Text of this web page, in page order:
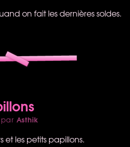
on fait les dernières soldes.
par Asthik
et les petits papillons.